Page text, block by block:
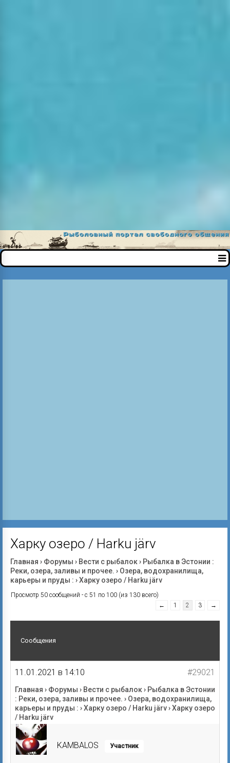
Харку озеро / Harku järv
Главная › Форумы › Вести с рыбалок› Рыбалка в Эстонии :
Реки, озера, заливы и прочее. › Озера, водохранилища,
карьеры и пруды : ›Харку озеро / Harku järv
Просмотр 50 сообщений - с 51 по 100 (из 130 всего)
←
1 2 3 →
Сообщения
11.01.2021 в 14:10 #29021
Главная › Форумы › Вести с рыбалок› Рыбалка в Эстонии
: Реки, озера, заливы и прочее. › Озера, водохранилища,
карьеры и пруды : ›Харку озеро / Harku järv›Харку озеро
/ Harku järv
KAMBALOS Участник